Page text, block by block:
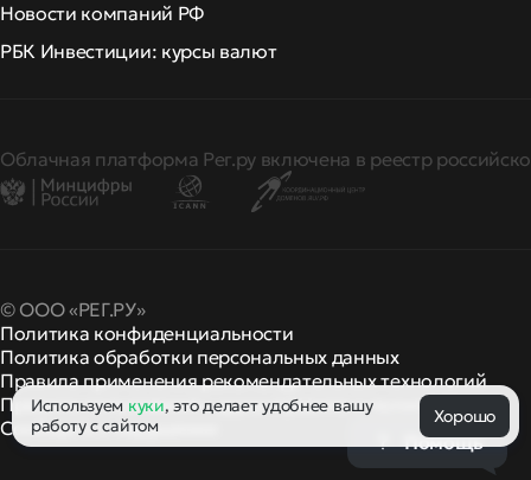
Новости компаний РФ
РБК Инвестиции: курсы валют
Облачная платформа Рег.ру включена в реестр
© ООО «РЕГ.РУ»
Политика конфиденциальности
Политика обработки персональных данных
Правила применения рекомендательных технологий
Правила пользования и другиеправила и политики
Сообщить о нарушении
Используем куки, это делает удобнее вашу
работу с сайтом
Хорошо
Помощь